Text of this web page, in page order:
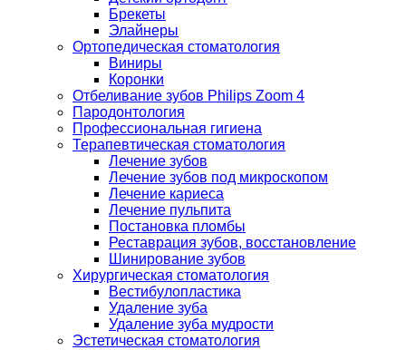
Брекеты
Элайнеры
Ортопедическая стоматология
Виниры
Коронки
Отбеливание зубов Philips Zoom 4
Пародонтология
Профессиональная гигиена
Терапевтическая стоматология
Лечение зубов
Лечение зубов под микроскопом
Лечение кариеса
Лечение пульпита
Постановка пломбы
Реставрация зубов, восстановление
Шинирование зубов
Хирургическая стоматология
Вестибулопластика
Удаление зуба
Удаление зуба мудрости
Эстетическая стоматология